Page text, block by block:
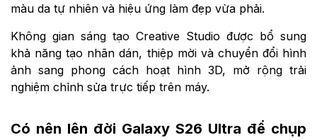
màu da tự nhiên và hiệu ứng làm đẹp vừa phải.
Không gian sáng tạo Creative Studio được bổ sung
khả năng tạo nhãn dán, thiệp mời và chuyển đổi hình
ảnh sang phong cách hoạt hình 3D, mở rộng trải
nghiệm chỉnh sửa trực tiếp trên máy.
Có nên lên đời Galaxy S26 Ultra để chụp